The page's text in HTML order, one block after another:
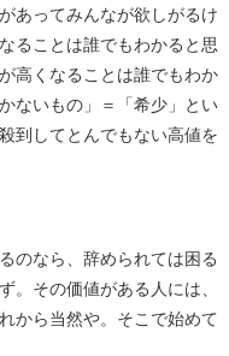
あってみんなが欲しがるけ
ることは誰でもわかると思
高くなることは誰でもわか
ないもの」＝「希少」とい
到してとんでもない高値を
のなら、辞められては困る
。その価値がある人には、
から当然や。そこで始めて